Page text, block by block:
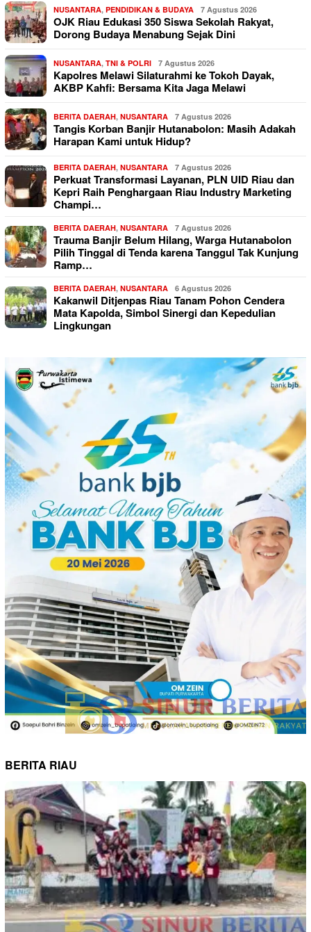
NUSANTARA, PENDIDIKAN & BUDAYA 7 Agustus 2026
OJK Riau Edukasi 350 Siswa Sekolah Rakyat,
Dorong Budaya Menabung Sejak Dini
NUSANTARA, TNI & POLRI 7 Agustus 2026
Kapolres Melawi Silaturahmi ke Tokoh Dayak,
AKBP Kahfi: Bersama Kita Jaga Melawi
BERITA DAERAH, NUSANTARA 7 Agustus 2026
Tangis Korban Banjir Hutanabolon: Masih Adakah
Harapan Kami untuk Hidup?
BERITA DAERAH, NUSANTARA 7 Agustus 2026
Perkuat Transformasi Layanan, PLN UID Riau dan
Kepri Raih Penghargaan Riau Industry Marketing
Champi…
BERITA DAERAH, NUSANTARA 7 Agustus 2026
Trauma Banjir Belum Hilang, Warga Hutanabolon
Pilih Tinggal di Tenda karena Tanggul Tak Kunjung
Ramp…
BERITA DAERAH, NUSANTARA 6 Agustus 2026
Kakanwil Ditjenpas Riau Tanam Pohon Cendera
Mata Kapolda, Simbol Sinergi dan Kepedulian
Lingkungan
BERITA RIAU